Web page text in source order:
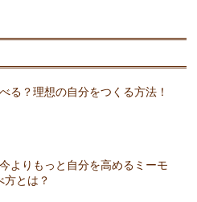
る？理想の自分をつくる方法！
よりもっと自分を高めるミーモ
とは？